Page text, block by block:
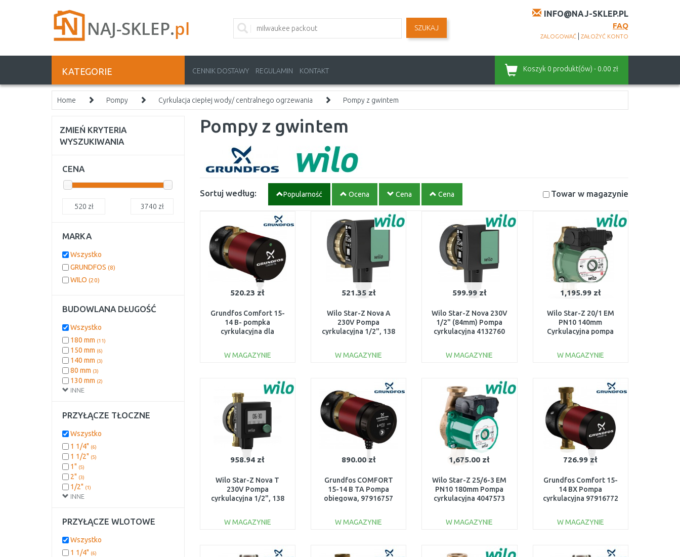
INFO@NAJ-SKLEP.PL
FAQ
ZALOGOWAĆ ZAŁOŻYĆ KONTO
SZUKAJ
KATEGORIE CENNIK DOSTAWY REGULAMIN KONTAKT Koszyk 0 produkt(ów) - 0.00 zł
Home Pompy Cyrkulacja ciepłej wody/ centralnego ogrzewania Pompy z gwintem
Pompy z gwintem
Sortuj według: Popularność Ocena Cena Cena Towar w magazynie
520.23 zł
Grundfos Comfort 15-
14 B- pompka
cyrkulacyjna dla
W MAGAZYNIE
Do porównania
521.35 zł
Wilo Star-Z Nova A
230V Pompa
cyrkulacyjna 1/2", 138
W MAGAZYNIE
599.99 zł
Wilo Star-Z Nova 230V
1/2" (84mm) Pompa
cyrkulacyjna 4132760
W MAGAZYNIE
Do porównania
1,195.99 zł
Wilo Star-Z 20/1 EM
PN10 140mm
Cyrkulacyjna pompa
W MAGAZYNIE
Do porównania
958.94 zł
Wilo Star-Z Nova T
230V Pompa
cyrkulacyjna 1/2", 138
W MAGAZYNIE
890.00 zł
Grundfos COMFORT
15-14 B TA Pompa
obiegowa, 97916757
W MAGAZYNIE
Do porównania
1,675.00 zł
Wilo Star-Z 25/6-3 EM
PN10 180mm Pompa
cyrkulacyjna 4047573
W MAGAZYNIE
Do porównania
726.99 zł
Grundfos Comfort 15-
14 BX Pompa
cyrkulacyjna 97916772
W MAGAZYNIE
ZMIEŃ KRYTERIA
WYSZUKIWANIA
CENA
520 zł 3740 zł
MARKA
Wszystko
GRUNDFOS (8)
WILO (20)
BUDOWLANA DŁUGOŚĆ
INNE
Wszystko
180 mm (11)
150 mm (6)
140 mm (3)
80 mm (3)
130 mm (2)
138 mm
PRZYŁĄCZE TŁOCZNE
INNE
Wszystko
1 1/4" (6)
1 1/2" (5)
1" (5)
2" (3)
1/2" (1)
PRZYŁĄCZE WLOTOWE
Wszystko
1 1/4" (6)